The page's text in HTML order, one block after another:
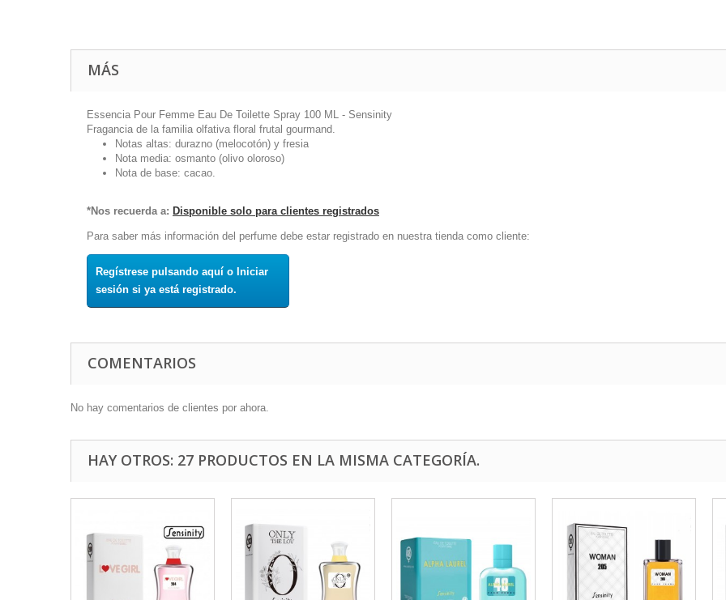
MÁS
Essencia Pour Femme Eau De Toilette Spray 100 ML - Sensinity
Fragancia de la familia olfativa floral frutal gourmand.
Notas altas: durazno (melocotón) y fresia
Nota media: osmanto (olivo oloroso)
Nota de base: cacao.
*Nos recuerda a: Disponible solo para clientes registrados
Para saber más información del perfume debe estar registrado en nuestra tienda como cliente:
Regístrese pulsando aquí o Iniciar
sesión si ya está registrado.
COMENTARIOS
No hay comentarios de clientes por ahora.
HAY OTROS: 27 PRODUCTOS EN LA MISMA CATEGORÍA.